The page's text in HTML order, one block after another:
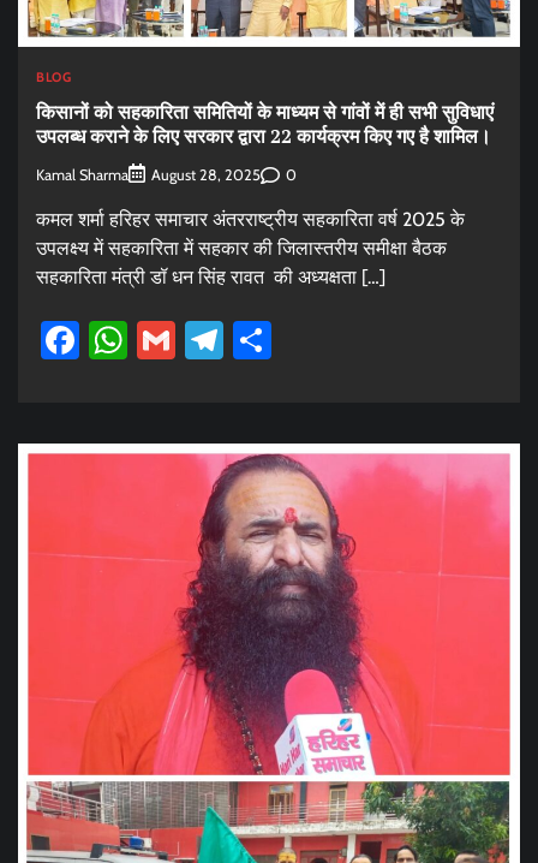
BLOG
किसानों को सहकारिता समितियों के माध्यम से गांवों में ही सभी सुविधाएं
उपलब्ध कराने के लिए सरकार द्वारा 22 कार्यक्रम किए गए है शामिल।
Kamal Sharma August 28, 2025 0
कमल शर्मा हरिहर समाचार अंतरराष्ट्रीय सहकारिता वर्ष 2025 के
उपलक्ष्य में सहकारिता में सहकार की जिलास्तरीय समीक्षा बैठक
सहकारिता मंत्री डॉ धन सिंह रावत की अध्यक्षता […]
Facebook
WhatsApp
GmailTelegram